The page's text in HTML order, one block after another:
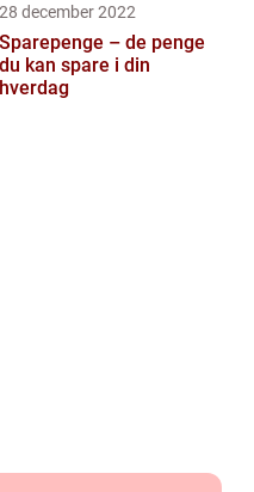
28 december 2022
Sparepenge – de penge
du kan spare i din
hverdag